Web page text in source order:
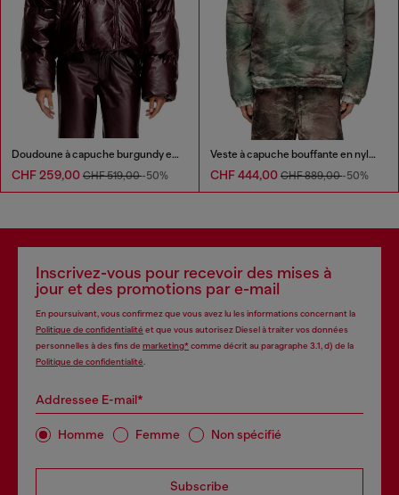
Doudoune à capuche burgundy en tissu enduit
CHF 259,00 CHF 519,00-50%
Veste à capuche bouffante en nylon camouflage
CHF 444,00 CHF 889,00-50%
Inscrivez-vous pour recevoir des mises à
jour et des promotions par e-mail
En poursuivant, vous confirmez que vous avez lu les informations concernant la
Politique de confidentialité et que vous autorisez Diesel à traiter vos données
personnelles à des fins de marketing*comme décrit au paragraphe 3.1, d) de la
Politique de confidentialité
Addressee E-mail*
Homme Femme Non spécifié
Subscribe